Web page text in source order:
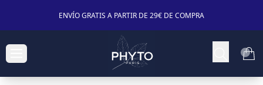
ENVÍO GRATIS A PARTIR DE 29€ DE COMPRA